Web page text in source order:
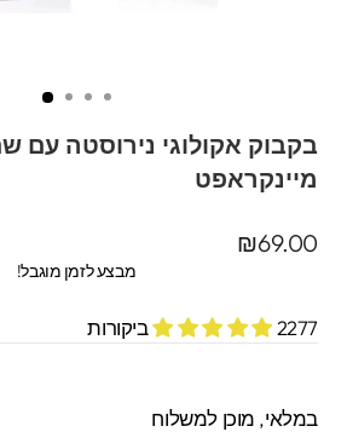
בקבוק אקולוגי נירוסטה עם
מיינקראפט
מחיר
₪69.00
מבצע לזמן מוגבל!
2277 ביקורות
במלאי, מוכן למשלוח